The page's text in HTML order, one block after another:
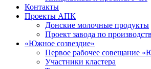
Контакты
Проекты АПК
Донские молочные продукты
Проект завода по
«Южное созвездие»
Первое рабочее совещание
Участники кластера